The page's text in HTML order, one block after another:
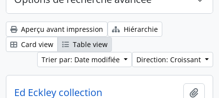
Aperçu avant impression
Hiérarchie
Card view
Table view
Trier par: Date modifiée
Direction: Croissant
Ed Eckley collection